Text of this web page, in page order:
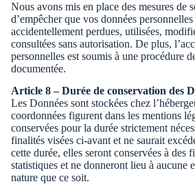
Nous avons mis en place des mesures de
d’empêcher que vos données
accidentellement perdues, utilisées,
consultées sans autorisation. De plus,
personnelles est soumis à une procédure
documentée.
Article 8 – Durée de conservation des
Les Données sont stockées chez
coordonnées figurent dans les mentions
conservées pour la durée strictement
finalités visées ci-avant et ne saurait
cette durée, elles seront conservées à des
statistiques et ne donneront lieu à aucune
nature que ce soit.